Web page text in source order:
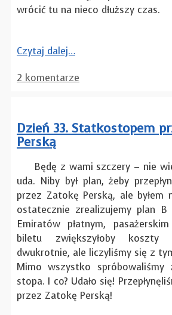
wrócić tu na nieco dłuższy czas.
Czytaj dalej…
2 komentarze
Dzień 33. Statkostopem
Perską
Będę z wami szczery – nie
uda. Niby był plan, żeby
przez Zatokę Perską, ale byłem
ostatecznie zrealizujemy plan B
Emiratów płatnym,
biletu zwiększyłoby koszty
dwukrotnie, ale liczyliśmy się z
Mimo wszystko spróbowaliśmy
stopa. I co? Udało się!
przez Zatokę Perską!